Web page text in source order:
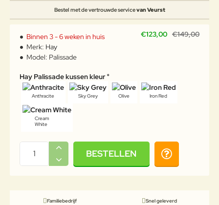
Bestel met de vertrouwde servicevan Veurst
€123,00 €149,00
Binnen 3 - 6 weken in huis
Merk: Hay
Model: Palissade
Hay Palissade kussen kleur
Anthracite Sky Grey Olive Iron Red
Cream
White
BESTELLEN
Familiebedrijf
Snel geleverd